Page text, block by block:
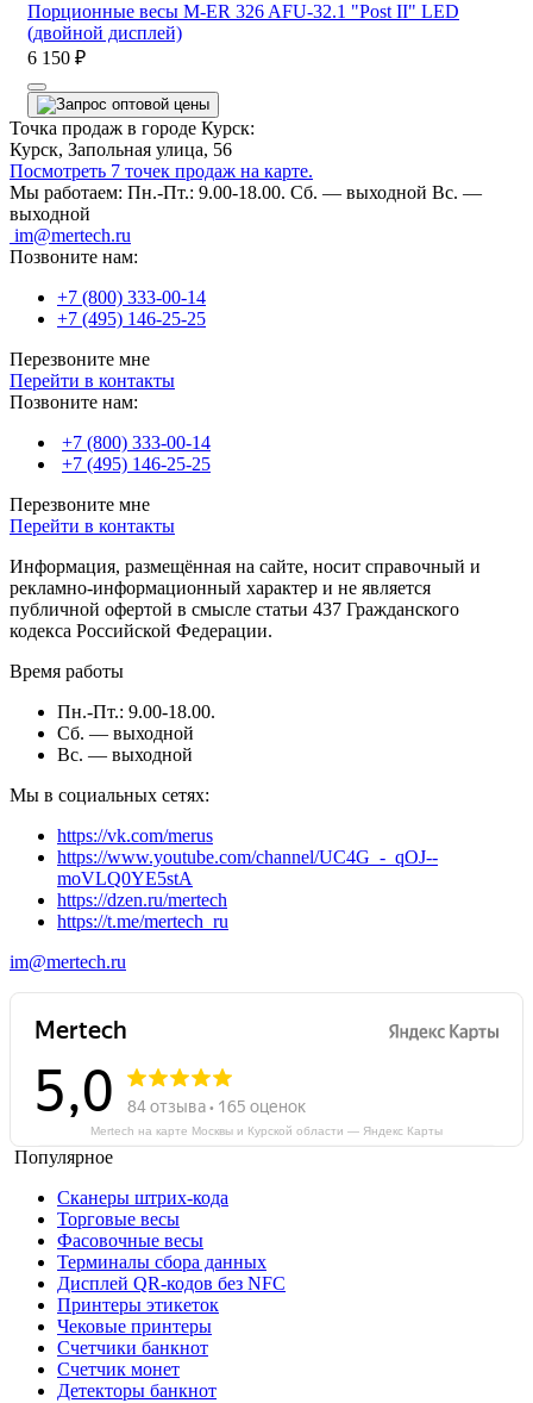
Порционные весы M-ER 326 AFU-32.1 "Post II" LED
(двойной дисплей)
6 150 ₽
Точка продаж в городе Курск:
Курск, Запольная улица, 56
Посмотреть 7 точек продаж на карте.
Мы работаем: Пн.-Пт.: 9.00-18.00. Сб. — выходной Вс. —
выходной
im@mertech.ru
Позвоните нам:
+7 (800) 333-00-14
+7 (495) 146-25-25
Перезвоните мне
Перейти в контакты
Позвоните нам:
+7 (800) 333-00-14
+7 (495) 146-25-25
Перезвоните мне
Перейти в контакты
Информация, размещённая на сайте, носит справочный и
рекламно-информационный характер и не является
публичной офертой в смысле статьи 437 Гражданского
кодекса Российской Федерации.
Время работы
Пн.-Пт.: 9.00-18.00.
Сб. — выходной
Вс. — выходной
Мы в социальных сетях:
https://vk.com/merus
https://www.youtube.com/channel/UC4G_-_qOJ--
moVLQ0YE5stA
https://dzen.ru/mertech
https://t.me/mertech_ru
im@mertech.ru
Mertech на карте Москвы и Курской области — Яндекс Карты
Популярное
Сканеры штрих-кода
Торговые весы
Фасовочные весы
Терминалы сбора данных
Дисплей QR-кодов без NFC
Принтеры этикеток
Чековые принтеры
Счетчики банкнот
Счетчик монет
Детекторы банкнот